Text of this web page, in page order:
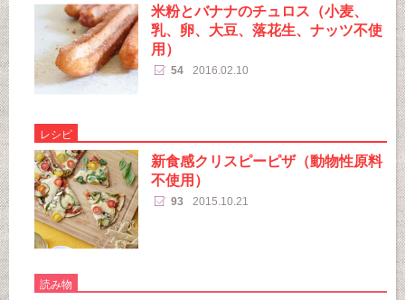
米粉とバナナのチュロス（小麦、
乳、卵、大豆、落花生、ナッツ不使
用）
54 2016.02.10
レシピ
新食感クリスピーピザ（動物性原料
不使用）
93 2015.10.21
読み物